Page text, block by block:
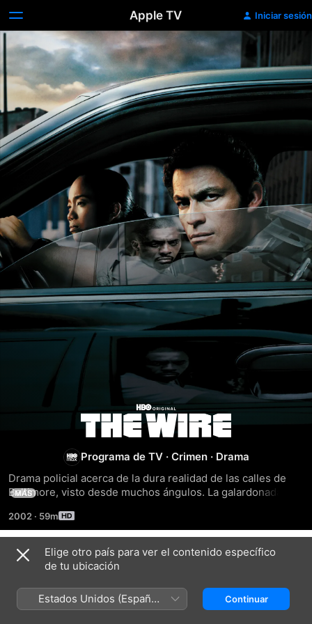
Apple TV Iniciar sesión
The
Wire
Programa de TV · Crimen · Drama
Drama policial acerca de la dura realidad de las calles de
Baltimore, visto desde muchos ángulos. La galardonada
MÁS
2002 · 59m
Temporada 1
Elige otro país para ver el contenido específico
de tu ubicación
Estados Unidos (Español
México)
Continuar